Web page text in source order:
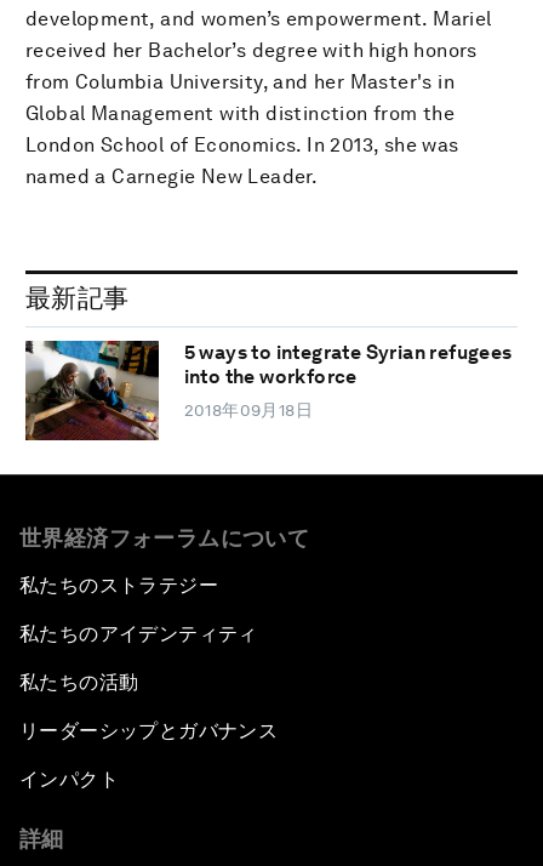
development, and women’s empowerment. Mariel
received her Bachelor’s degree with high honors
from Columbia University, and her Master's in
Global Management with distinction from the
London School of Economics. In 2013, she was
named a Carnegie New Leader.
最新記事
5 ways to integrate Syrian refugees
into the workforce
2018年09月18日
世界経済フォーラムについて
私たちのストラテジー
私たちのアイデンティティ
私たちの活動
リーダーシップとガバナンス
インパクト
詳細